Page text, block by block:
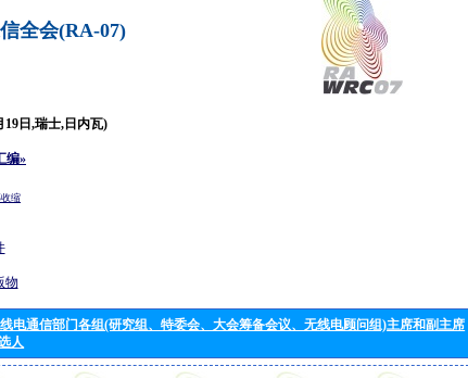
全会(RA-07)
19日,瑞士,日内瓦)
编»
缩
物
电通信部门各组(研究组、特委会、大会筹备会议、无线电顾问组)主席和副主席
人